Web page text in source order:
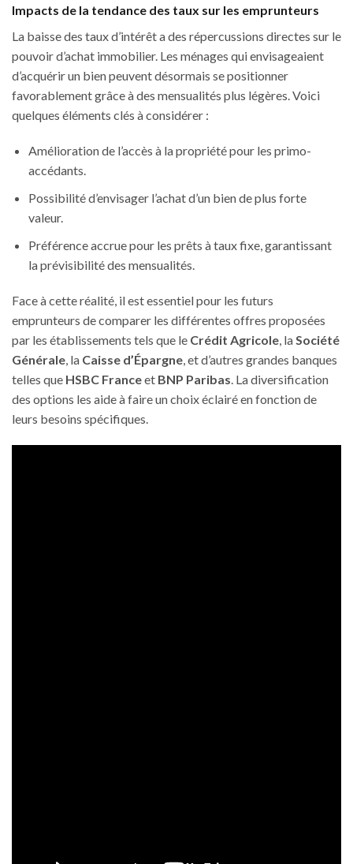
Impacts de la tendance des taux sur les emprunteurs
La baisse des taux d’intérêt a des répercussions directes sur le
pouvoir d’achat immobilier. Les ménages qui envisageaient
d’acquérir un bien peuvent désormais se positionner
favorablement grâce à des mensualités plus légères. Voici
quelques éléments clés à considérer :
Amélioration de l’accès à la propriété pour les primo-
accédants.
Possibilité d’envisager l’achat d’un bien de plus forte
valeur.
Préférence accrue pour les prêts à taux fixe, garantissant
la prévisibilité des mensualités.
Face à cette réalité, il est essentiel pour les futurs
emprunteurs de comparer les différentes offres proposées
par les établissements tels que le Crédit Agricole, laSociété
Générale, la Caisse d’Épargne, et d’autres grandes banques
telles que HSBC Franceet BNP Paribas. La diversification
des options les aide à faire un choix éclairé en fonction de
leurs besoins spécifiques.